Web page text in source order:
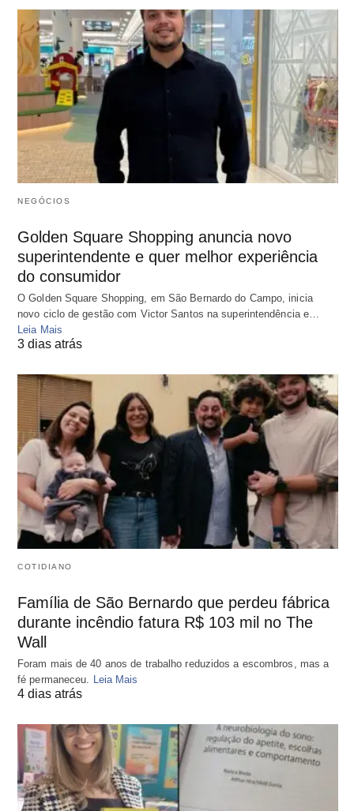
NEGÓCIOS
Golden Square Shopping anuncia novo
superintendente e quer melhor experiência
do consumidor
O Golden Square Shopping, em São Bernardo do Campo, inicia
novo ciclo de gestão com Victor Santos na superintendência e…
Leia Mais
3 dias atrás
COTIDIANO
Família de São Bernardo que perdeu fábrica
durante incêndio fatura R$ 103 mil no The
Wall
Foram mais de 40 anos de trabalho reduzidos a escombros, mas a
fé permaneceu. Leia Mais
4 dias atrás